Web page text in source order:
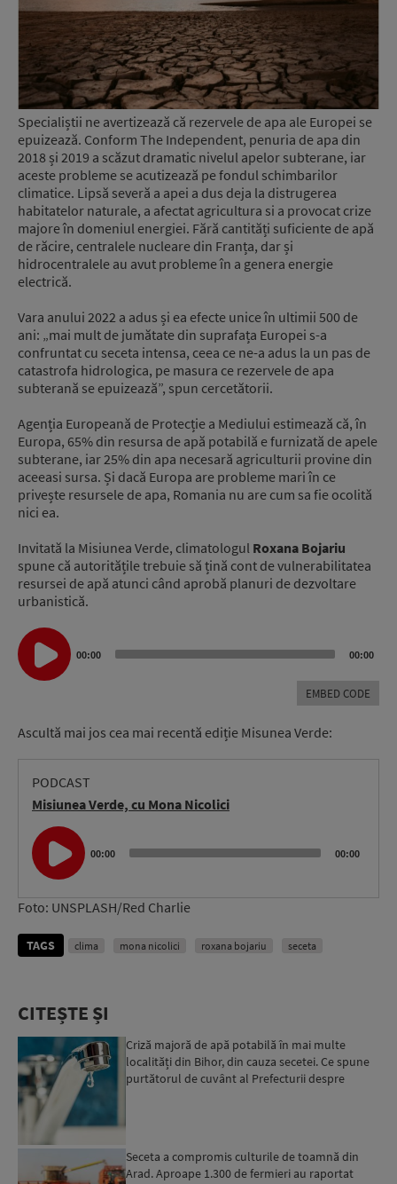
Specialiștii ne avertizează că rezervele de apa ale Europei se
epuizează. Conform The Independent, penuria de apa din
2018 și 2019 a scăzut dramatic nivelul apelor subterane, iar
aceste probleme se acutizează pe fondul schimbarilor
climatice. Lipsă severă a apei a dus deja la distrugerea
habitatelor naturale, a afectat agricultura si a provocat crize
majore în domeniul energiei. Fără cantități suficiente de apă
de răcire, centralele nucleare din Franța, dar și
hidrocentralele au avut probleme în a genera energie
electrică.
Vara anului 2022 a adus și ea efecte unice în ultimii 500 de
ani: „mai mult de jumătate din suprafața Europei s-a
confruntat cu seceta intensa, ceea ce ne-a adus la un pas de
catastrofa hidrologica, pe masura ce rezervele de apa
subterană se epuizează”, spun cercetătorii.
Agenția Europeană de Protecție a Mediului estimează că, în
Europa, 65% din resursa de apă potabilă e furnizată de apele
subterane, iar 25% din apa necesară agriculturii provine din
aceeasi sursa. Și dacă Europa are probleme mari în ce
privește resursele de apa, Romania nu are cum sa fie ocolită
nici ea.
Invitată la Misiunea Verde, climatologul Roxana Bojariu
spune că autoritățile trebuie să țină cont de vulnerabilitatea
resursei de apă atunci când aprobă planuri de dezvoltare
urbanistică.
Audio
Player
00:00 00:00
EMBED CODE
Ascultă mai jos cea mai recentă ediție Misunea Verde:
PODCAST
Misiunea Verde, cu Mona Nicolici
Audio
Player
00:00 00:00
Foto: UNSPLASH/Red Charlie
TAGS clima mona nicolici roxana bojariu seceta
CITEȘTE ȘI
Criză majoră de apă potabilă în mai multe
localități din Bihor, din cauza secetei. Ce spune
purtătorul de cuvânt al Prefecturii despre
Seceta a compromis culturile de toamnă din
Arad. Aproape 1.300 de fermieri au raportat